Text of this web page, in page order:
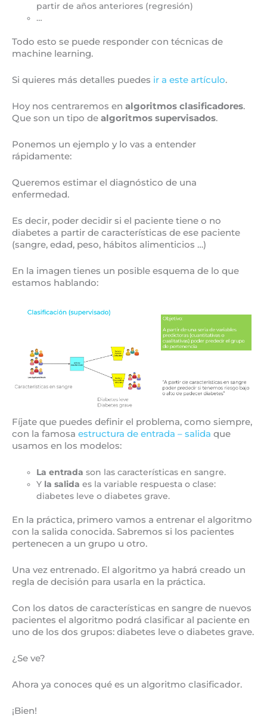
partir de años anteriores (regresión)
…
Todo esto se puede responder con técnicas de
machine learning.
Si quieres más detalles puedes ir a este artículo.
Hoy nos centraremos en algoritmos clasificadores.
Que son un tipo de algoritmos supervisados.
Ponemos un ejemplo y lo vas a entender
rápidamente:
Queremos estimar el diagnóstico de una
enfermedad.
Es decir, poder decidir si el paciente tiene o no
diabetes a partir de características de ese paciente
(sangre, edad, peso, hábitos alimenticios …)
En la imagen tienes un posible esquema de lo que
estamos hablando:
Fíjate que puedes definir el problema, como siempre,
con la famosa estructura de entrada – salida que
usamos en los modelos:
La entrada son las características en sangre.
Y la salida es la variable respuesta o clase:
diabetes leve o diabetes grave.
En la práctica, primero vamos a entrenar el algoritmo
con la salida conocida. Sabremos si los pacientes
pertenecen a un grupo u otro.
Una vez entrenado. El algoritmo ya habrá creado un
regla de decisión para usarla en la práctica.
Con los datos de características en sangre de nuevos
pacientes el algoritmo podrá clasificar al paciente en
uno de los dos grupos: diabetes leve o diabetes grave.
¿Se ve?
Ahora ya conoces qué es un algoritmo clasificador.
¡Bien!